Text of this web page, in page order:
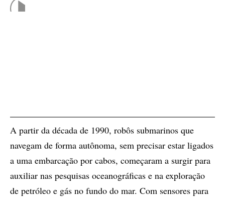
A partir da década de 1990, robôs submarinos que
navegam de forma autônoma, sem precisar estar ligados
a uma embarcação por cabos, começaram a surgir para
auxiliar nas pesquisas oceanográficas e na exploração
de petróleo e gás no fundo do mar. Com sensores para